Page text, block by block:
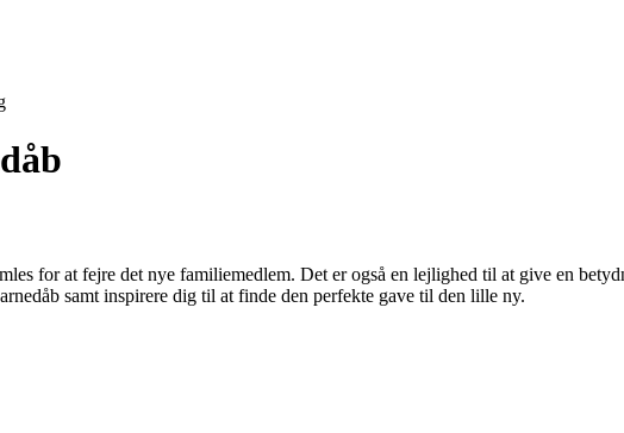
for at fejre det nye familiemedlem. Det er også en lejlighed til at give en
samt inspirere dig til at finde den perfekte gave til den lille ny.